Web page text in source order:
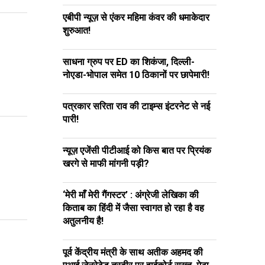
एबीपी न्यूज़ से एंकर महिमा कंवर की धमाकेदार
शुरुआत!
साधना ग्रुप पर ED का शिकंजा, दिल्ली-
नोएडा-भोपाल समेत 10 ठिकानों पर छापेमारी!
पत्रकार सरिता राव की टाइम्स इंटरनेट से नई
पारी!
न्यूज़ एजेंसी पीटीआई को किस बात पर प्रियंक
खरगे से माफी मांगनी पड़ी?
‘मेरी माँ मेरी गैंगस्टर’ : अंग्रेजी लेखिका की
किताब का हिंदी में जैसा स्वागत हो रहा है वह
अतुलनीय है!
पूर्व केंद्रीय मंत्री के साथ अतीक अहमद की